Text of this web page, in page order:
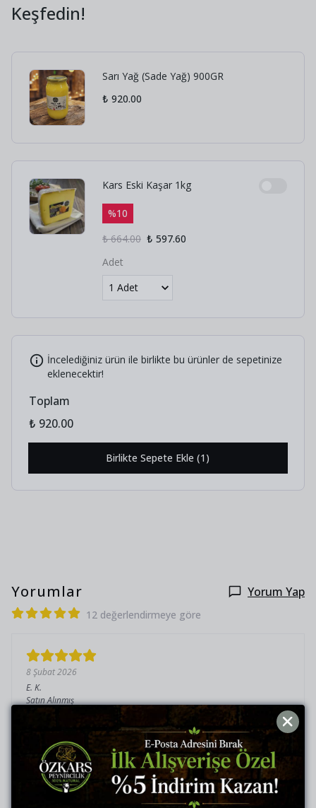
Keşfedin!
Sarı Yağ (Sade Yağ) 900GR
₺ 920.00
Kars Eski Kaşar 1kg
%10
₺ 664.00 ₺ 597.60
Adet
İncelediğiniz ürün ile birlikte bu ürünler de sepetinize
eklenecektir!
Toplam
₺ 920.00
Birlikte Sepete Ekle (1)
Yorumlar Yorum Yap
12 değerlendirmeye göre
8 Şubat 2026
E. K.
Satın Alınmış
Valla on numara paketleme on numara lezzet böyle